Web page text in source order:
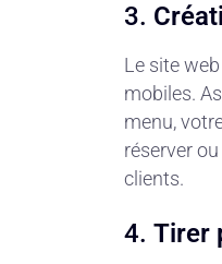
3.
Le site
mobiles.
menu,
réserver
clients.
4. Tirer